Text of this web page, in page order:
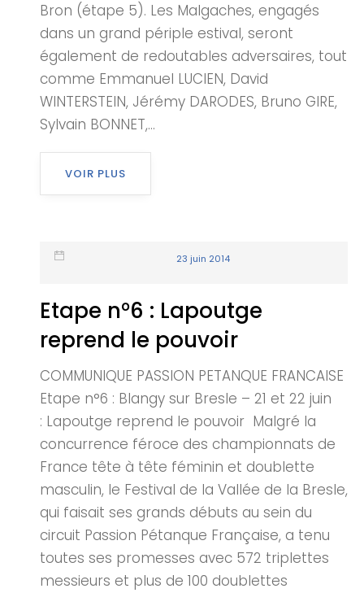
Bron (étape 5). Les Malgaches, engagés
dans un grand périple estival, seront
également de redoutables adversaires, tout
comme Emmanuel LUCIEN, David
WINTERSTEIN, Jérémy DARODES, Bruno GIRE,
Sylvain BONNET,...
VOIR PLUS
23 juin 2014
Etape n°6 : Lapoutge
reprend le pouvoir
COMMUNIQUE PASSION PETANQUE FRANCAISE
Etape n°6 : Blangy sur Bresle – 21 et 22 juin
: Lapoutge reprend le pouvoir Malgré la
concurrence féroce des championnats de
France tête à tête féminin et doublette
masculin, le Festival de la Vallée de la Bresle,
qui faisait ses grands débuts au sein du
circuit Passion Pétanque Française, a tenu
toutes ses promesses avec 572 triplettes
messieurs et plus de 100 doublettes